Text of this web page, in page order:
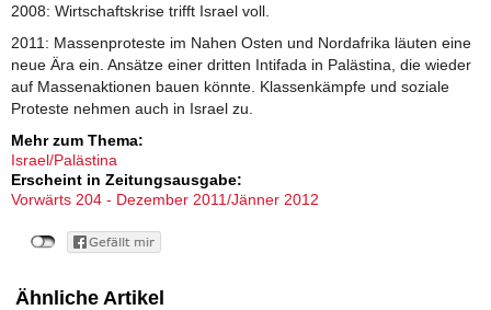
2008: Wirtschaftskrise trifft Israel voll.
2011: Massenproteste im Nahen Osten und Nordafrika läuten eine
neue Ära ein. Ansätze einer dritten Intifada in Palästina, die wieder
auf Massenaktionen bauen könnte. Klassenkämpfe und soziale
Proteste nehmen auch in Israel zu.
Mehr zum Thema:
Israel/Palästina
Erscheint in Zeitungsausgabe:
Vorwärts 204 - Dezember 2011/Jänner 2012
Ähnliche Artikel